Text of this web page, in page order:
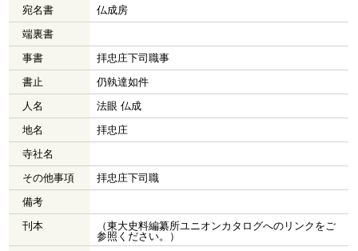
宛名書
仏成房
端裏書
事書
拝忠庄下司職事
書止
仍執達如件
人名
法眼 仏成
地名
拝忠庄
寺社名
その他事項
拝忠庄下司職
備考
刊本
（東大史料編纂所ユニオンカタログへのリンクをご
参照ください。）